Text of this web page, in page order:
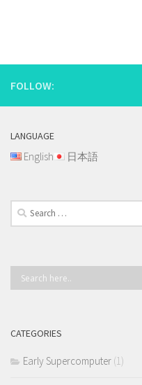
FOLLOW:
LANGUAGE
English 日本語
Search
for:
CATEGORIES
Early Supercomputer (1)